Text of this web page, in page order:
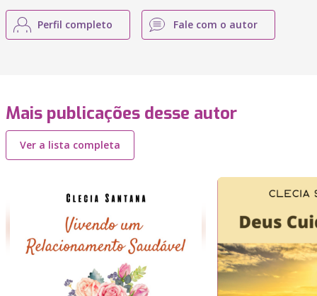
Perfil completo Fale com o autor
Mais publicações desse autor
Ver a lista completa